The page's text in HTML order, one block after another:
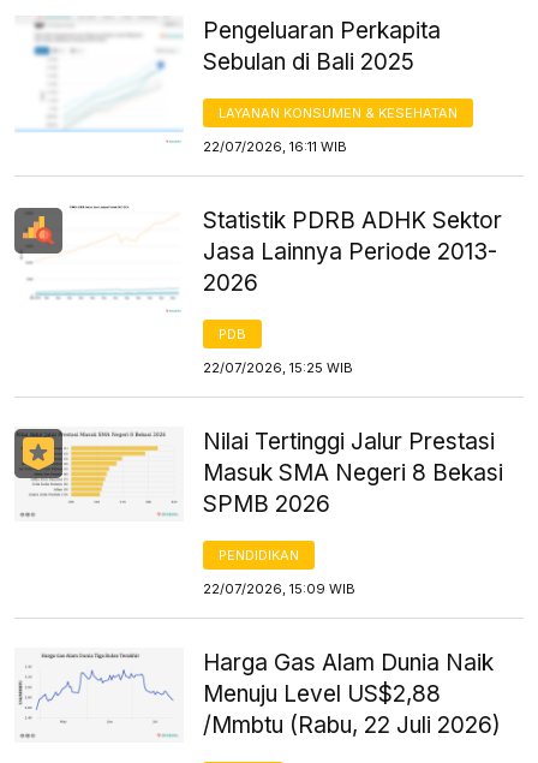
Pengeluaran Perkapita
Sebulan di Bali 2025
LAYANAN KONSUMEN & KESEHATAN
22/07/2026, 16:11 WIB
Statistik PDRB ADHK Sektor
Jasa Lainnya Periode 2013-
2026
PDB
22/07/2026, 15:25 WIB
Nilai Tertinggi Jalur Prestasi
Masuk SMA Negeri 8 Bekasi
SPMB 2026
PENDIDIKAN
22/07/2026, 15:09 WIB
Harga Gas Alam Dunia Naik
Menuju Level US$2,88
/Mmbtu (Rabu, 22 Juli 2026)